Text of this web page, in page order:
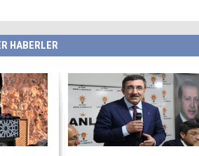
HABERLER